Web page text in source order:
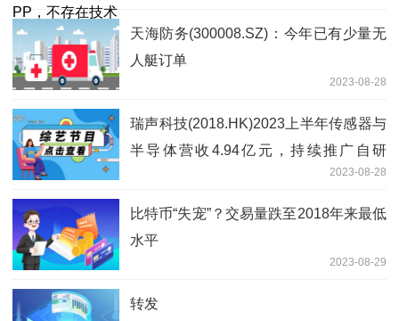
天海防务(300008.SZ)：今年已有少量无
人艇订单
2023-08-28
瑞声科技(2018.HK)2023上半年传感器与
半导体营收4.94亿元，持续推广自研
2023-08-28
比特币“失宠”？交易量跌至2018年来最低
水平
2023-08-29
转发